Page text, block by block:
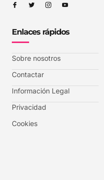
Enlaces rápidos
Sobre nosotros
Contactar
Información Legal
Privacidad
Cookies